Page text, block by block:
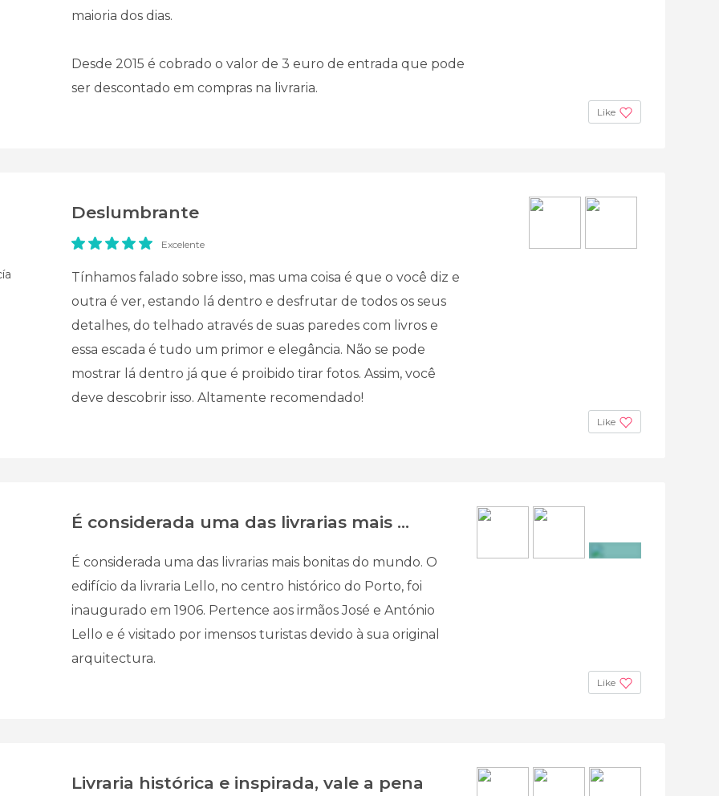
maioria dos dias.
Desde 2015 é cobrado o valor de 3 euro de entrada que pode
ser descontado em compras na livraria.
Like
Deslumbrante
Excelente
Tínhamos falado sobre isso, mas uma coisa é que o você diz e
outra é ver, estando lá dentro e desfrutar de todos os seus
detalhes, do telhado através de suas paredes com livros e
essa escada é tudo um primor e elegância. Não se pode
mostrar lá dentro já que é proibido tirar fotos. Assim, você
deve descobrir isso. Altamente recomendado!
Like
É considerada uma das livrarias mais ...
É considerada uma das livrarias mais bonitas do mundo. O
edifício da livraria Lello, no centro histórico do Porto, foi
inaugurado em 1906. Pertence aos irmãos José e António
Lello e é visitado por imensos turistas devido à sua original
arquitectura.
Like
Livraria histórica e inspirada, vale a pena